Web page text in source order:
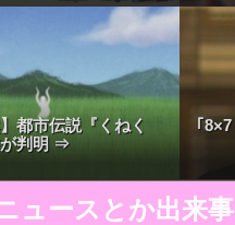
都市伝説『くねく
判明 ⇒
｢
ュースとか出来事